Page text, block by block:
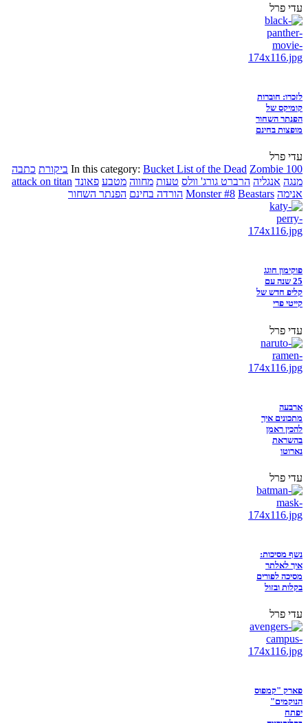
עדי פרל
לזכרו: חוברות
קומיקס של
הפנתר השחור
מופצות בחינם
עדי פרל
In this category: Bucket List of the Dead Zombie 100 ביקורת כתבה
מנגה אנגליה הרברט גורג' וולס טעות מחווה מטבע פאונד attack on titan
אנימה
Monster #8 Beastars הורדה בחינם הפנתר השחור
פוקימון חוגג
25 שנה עם
קליפ חדש של
קייטי פרי
עדי פרל
ארבעה
מתכונים איך
להכין ראמן
בהשראת
נארוטו
עדי פרל
נשף מסיכות:
איך לאלתר
מסיכה לפורים
בקלות ובזול
עדי פרל
פארק "קמפוס
הנוקמים"
יפתח